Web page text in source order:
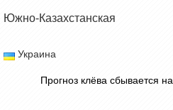
Южно-Казахстанская
Украина
Прогноз клёва сбывается на